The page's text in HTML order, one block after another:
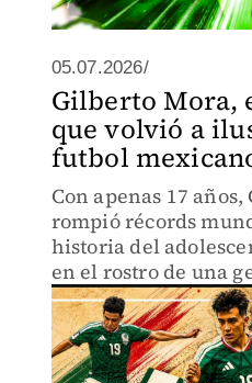
05.07.2026/
Gilberto Mora,
que volvió a
futbol
Con apenas 17
rompió récords
historia del
en el rostro de una
sueña con cambiar
Selección.